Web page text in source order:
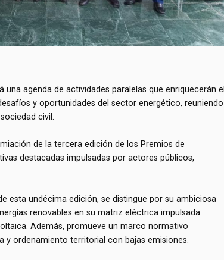
una agenda de actividades paralelas que enriquecerán el
y oportunidades del sector energético, reuniendo
civil.
de la tercera edición de los Premios de
destacadas impulsadas por actores públicos,
esta undécima edición, se distingue por su ambiciosa
renovables en su matriz eléctrica impulsada
Además, promueve un marco normativo
ordenamiento territorial con bajas emisiones.